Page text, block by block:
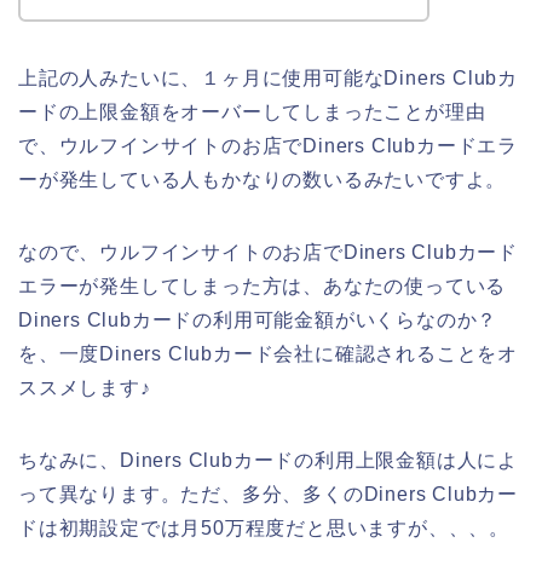
上記の人みたいに、１ヶ月に使用可能なDiners Clubカ
ードの上限金額をオーバーしてしまったことが理由
で、ウルフインサイトのお店でDiners Clubカードエラ
ーが発生している人もかなりの数いるみたいですよ。
なので、ウルフインサイトのお店でDiners Clubカード
エラーが発生してしまった方は、あなたの使っている
Diners Clubカードの利用可能金額がいくらなのか？
を、一度Diners Clubカード会社に確認されることをオ
ススメします♪
ちなみに、Diners Clubカードの利用上限金額は人によ
って異なります。ただ、多分、多くのDiners Clubカー
ドは初期設定では月50万程度だと思いますが、、、。